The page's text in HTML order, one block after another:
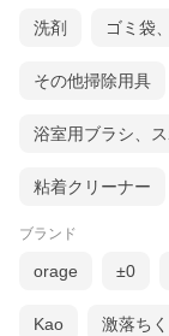
洗剤 ゴミ袋
その他掃除用具
浴室用ブラシ、
粘着クリーナー
ブランド
orage ±0
Kao 激落ち